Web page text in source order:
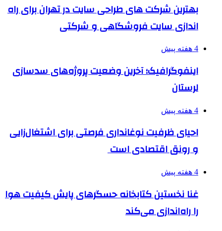
بهترین شرکت های طراحی سایت در تهران برای راه
اندازی سایت فروشگاهی و شرکتی
4 هفته پیش
اینفوگرافیک؛ آخرین وضعیت پروژه‌های سدسازی
لرستان
4 هفته پیش
احیای ظرفیت نوغانداری فرصتی برای اشتغال‌زایی
و رونق اقتصادی است
4 هفته پیش
غنا نخستین کتابخانه حسگرهای پایش کیفیت هوا
را راه‌اندازی می‌کند